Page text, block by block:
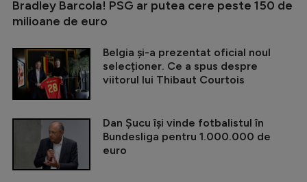
Bradley Barcola! PSG ar putea cere peste 150 de
milioane de euro
Belgia și-a prezentat oficial noul
selecționer. Ce a spus despre
viitorul lui Thibaut Courtois
Dan Șucu își vinde fotbalistul în
Bundesliga pentru 1.000.000 de
euro